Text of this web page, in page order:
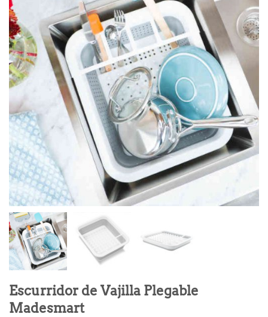
lista
de
deseos
Escurridor de Vajilla Plegable
Madesmart